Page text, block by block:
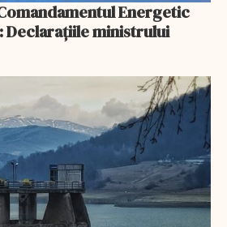
Energetic
Declaraţiile ministrului